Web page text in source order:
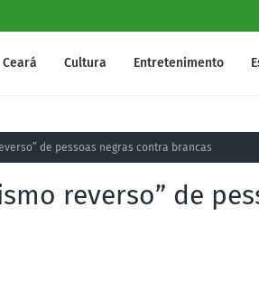
Ceará Cultura Entretenimento
de pessoas negras contra brancas
reverso” de